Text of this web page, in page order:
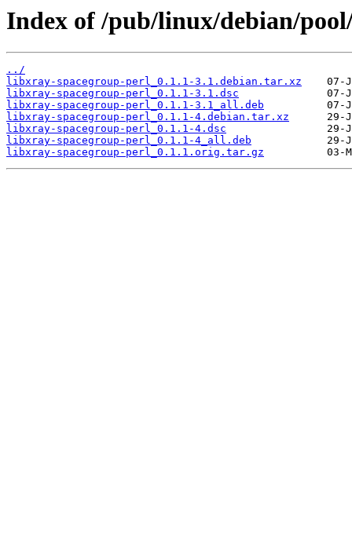
Index of /pub/linux/debian/
../
libxray-spacegroup-perl_0.1.1-3.1.debian.tar.xz
libxray-spacegroup-perl_0.1.1-3.1.dsc
libxray-spacegroup-perl_0.1.1-3.1_all.deb
libxray-spacegroup-perl_0.1.1-4.debian.tar.xz
libxray-spacegroup-perl_0.1.1-4.dsc
libxray-spacegroup-perl_0.1.1-4_all.deb
libxray-spacegroup-perl_0.1.1.orig.tar.gz